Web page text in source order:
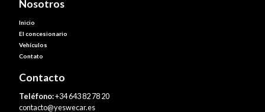
Nosotros
Inicio
El concesionario
Vehículos
Contato
Contacto
Teléfono:+34 643 82 78 20
contacto@yeswecar.es